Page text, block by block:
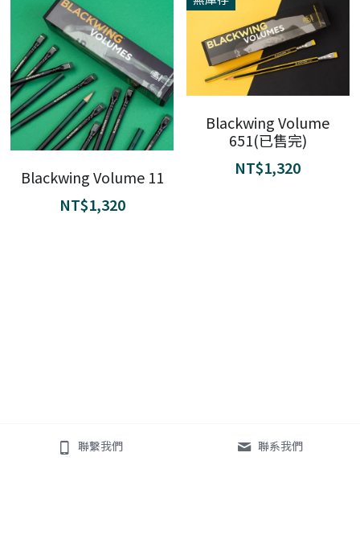
Blackwing Volume 11
NT$1,320
Blackwing Volume
651(已售完)
NT$1,320
聯繫我們 聯系我們